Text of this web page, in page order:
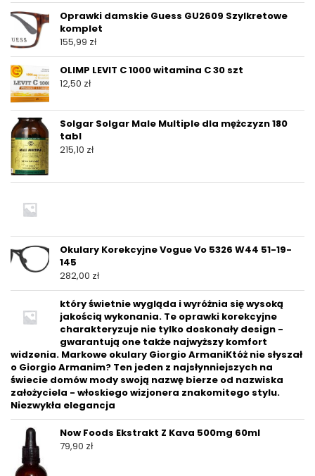
Oprawki damskie Guess GU2609 Szylkretowe
komplet
155,99 zł
OLIMP LEVIT C 1000 witamina C 30 szt
12,50 zł
Solgar Solgar Male Multiple dla mężczyzn 180
tabl
215,10 zł
Okulary Korekcyjne Vogue Vo 5326 W44 51-19-
145
282,00 zł
który świetnie wygląda i wyróżnia się wysoką
jakością wykonania. Te oprawki korekcyjne
charakteryzuje nie tylko doskonały design -
gwarantują one także najwyższy komfort
widzenia. Markowe okulary Giorgio ArmaniKtóż nie słyszał
o Giorgio Armanim? Ten jeden z najsłynniejszych na
świecie domów mody swoją nazwę bierze od nazwiska
założyciela - włoskiego wizjonera znakomitego stylu.
Niezwykła elegancja
Now Foods Ekstrakt Z Kava 500mg 60ml
79,90 zł